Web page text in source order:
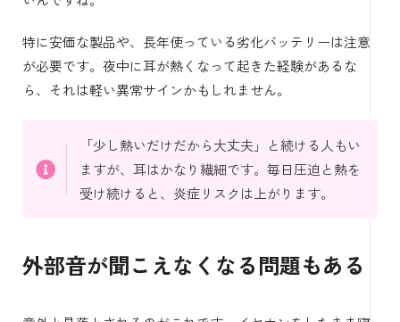
特に安価な製品や、長年使っている劣化バッテリーは注意
が必要です。夜中に耳が熱くなって起きた経験があるな
ら、それは軽い異常サインかもしれません。
「少し熱いだけだから大丈夫」と続ける人もい
ますが、耳はかなり繊細です。毎日圧迫と熱を
受け続けると、炎症リスクは上がります。
外部音が聞こえなくなる問題もある